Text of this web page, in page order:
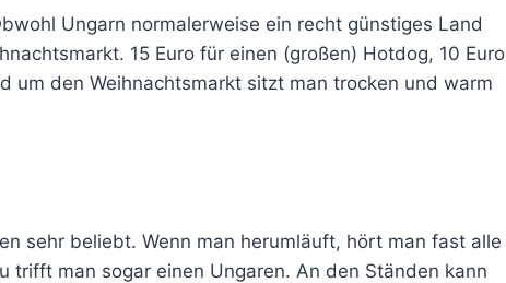
Ungarn normalerweise ein recht günstiges Land
15 Euro für einen (großen) Hotdog, 10 Euro
um den Weihnachtsmarkt sitzt man trocken und warm
sehr beliebt. Wenn man herumläuft, hört man fast alle
trifft man sogar einen Ungaren. An den Ständen kann